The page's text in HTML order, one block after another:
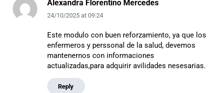
Alexandra Florentino Mercedes
24/10/2025at 09:24
Este modulo con buen reforzamiento, ya que los
enfermeros y perssonal de la salud, devemos
mantenernos con informaciones
actualizadas,para adquirir avilidades nesesarias.
Reply